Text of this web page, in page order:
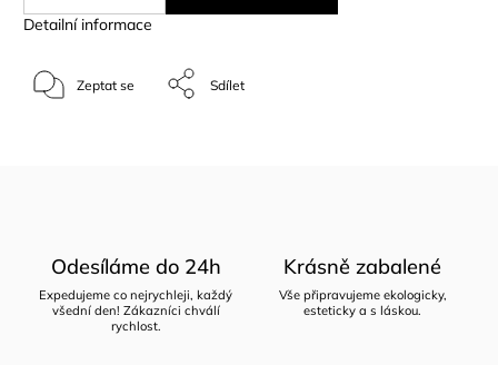
Detailní informace
Zeptat se Sdílet
Odesíláme do 24h
Expedujeme co nejrychleji, každý
všední den! Zákazníci chválí
rychlost.
Krásně zabalené
Vše připravujeme ekologicky,
esteticky a s láskou.